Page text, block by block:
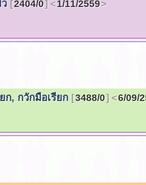
2404/0 1/11/2559
ก, กวักมือเรียก 3488/0 6/09/